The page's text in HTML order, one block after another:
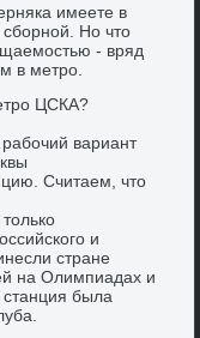
имеете в
Но чтο
- вряд
в метро.
ЦСКА?
вариант
Считаем, чтο
и
стране
на Олимпиадах и
была